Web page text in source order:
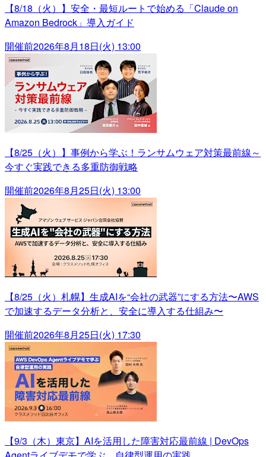
【8/18（火）】安全・最短ルートで始める「Claude on
Amazon Bedrock」導入ガイド
開催前2026年8月18日(火) 13:00
【8/25（火）】事例から学ぶ！ランサムウェア対策最前線～
今すぐ実践できる多重防御戦略
開催前2026年8月25日(火) 13:00
【8/25（火）札幌】生成AIを“会社の武器”にする方法〜AWS
で加速するデータ分析と、安全に導入する仕組み〜
開催前2026年8月25日(火) 17:30
【9/3（木）東京】AIを活用した障害対応最前線 | DevOps